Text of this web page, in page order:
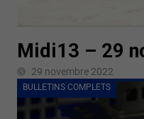
Midi13 – 29
29 novembre 2022
BULLETINS COMPLETS